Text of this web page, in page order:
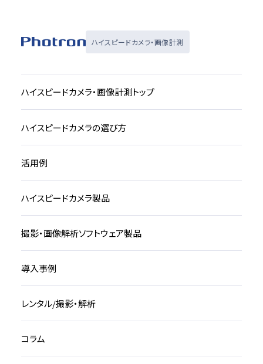
ハイスピードカメラ・画像計測
ハイスピードカメラ・画像計測トップ
ハイスピードカメラの選び方
活用例
ハイスピードカメラ製品
撮影・画像解析ソフトウェア製品
導入事例
レンタル/撮影・解析
コラム